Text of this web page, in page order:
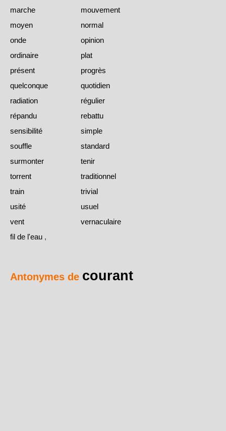
marche
mouvement
moyen
normal
onde
opinion
ordinaire
plat
présent
progrès
quelconque
quotidien
radiation
régulier
répandu
rebattu
sensibilité
simple
souffle
standard
surmonter
tenir
torrent
traditionnel
train
trivial
usité
usuel
vent
vernaculaire
fil de l'eau ,
Antonymes de courant